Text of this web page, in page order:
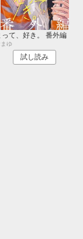
って、好き。 番外編
ゆ
試し読み